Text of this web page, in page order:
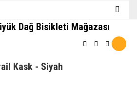
Dağ Bisikleti Mağazası
Kask - Siyah